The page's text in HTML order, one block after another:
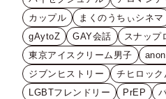
カップル
まくのうちぃシネマ
gAytoZ
GAY会話 スナップ
東京アイスクリーム男子
ジブンヒストリー
チヒロック
LGBTフレンドリー
PrEP